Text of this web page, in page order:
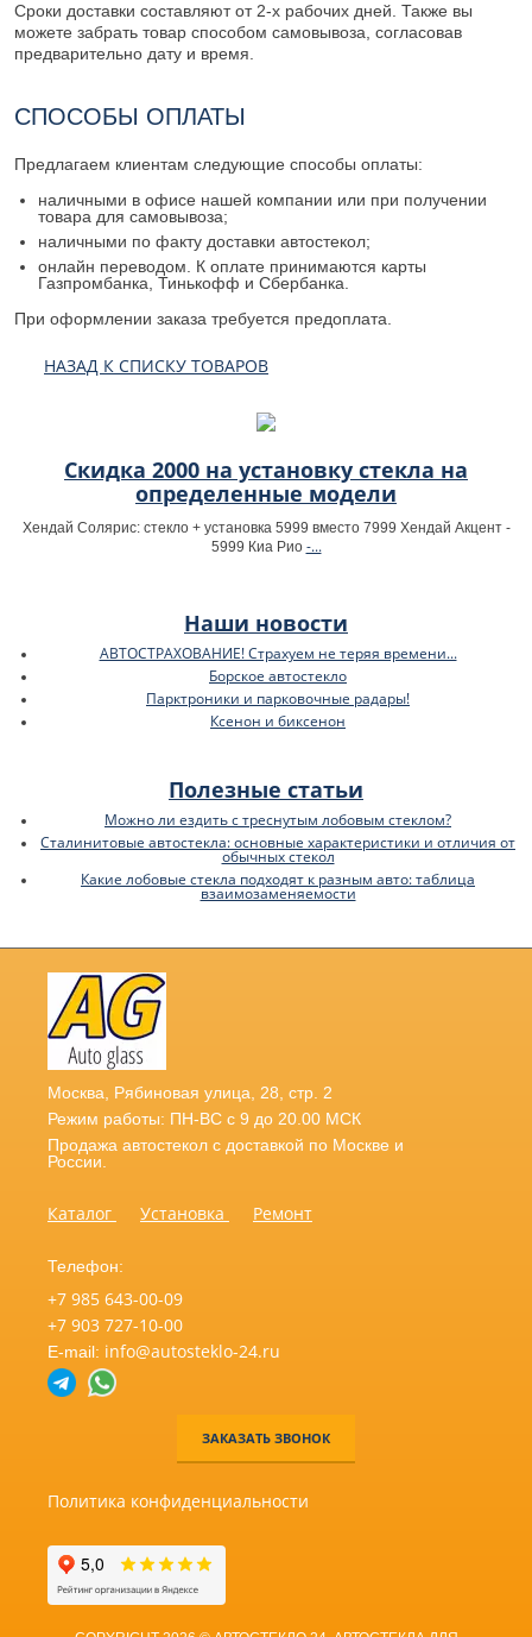
Сроки доставки составляют от 2-х рабочих дней. Также вы
можете забрать товар способом самовывоза, согласовав
предварительно дату и время.
СПОСОБЫ ОПЛАТЫ
Предлагаем клиентам следующие способы оплаты:
наличными в офисе нашей компании или при получении
товара для самовывоза;
наличными по факту доставки автостекол;
онлайн переводом. К оплате принимаются карты
Газпромбанка, Тинькофф и Сбербанка.
При оформлении заказа требуется предоплата.
НАЗАД К СПИСКУ ТОВАРОВ
Скидка 2000 на установку стекла на
определенные модели
Хендай Солярис: стекло + установка 5999 вместо 7999 Хендай Акцент -
5999 Киа Рио -...
Наши новости
АВТОСТРАХОВАНИЕ! Страхуем не теряя времени...
Борское автостекло
Парктроники и парковочные радары!
Ксенон и биксенон
Полезные статьи
Можно ли ездить с треснутым лобовым стеклом?
Сталинитовые автостекла: основные характеристики и отличия от
обычных стекол
Какие лобовые стекла подходят к разным авто: таблица
взаимозаменяемости
Москва, Рябиновая улица, 28, стр. 2
Режим работы: ПН-ВС с 9 до 20.00 МСК
Продажа автостекол с доставкой по Москве и
России.
Каталог Установка Ремонт
Телефон:
+7 985 643-00-09
+7 903 727-10-00
E-mail: info@autosteklo-24.ru
ЗАКАЗАТЬ ЗВОНОК
Политика конфиденциальности